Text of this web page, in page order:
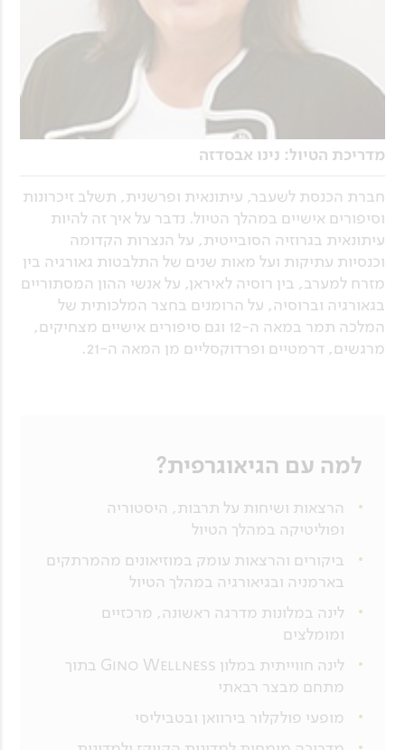
מדריכת הטיול: נינו אבסדזה
חברת הכנסת לשעבר, עיתונאית ופרשנית, תשלב זיכרונות
וסיפורים אישיים במהלך הטיול. נדבר על איך זה להיות
עיתונאית בגרוזיה הסובייטית, על הנצרות הקדומה
וכנסיות עתיקות ועל מאות שנים של התלבטות גאורגיה בין
מזרח למערב, בין רוסיה לאיראן, על אנשי ההון המסתוריים
בגאורגיה וברוסיה, על הרומנים בחצר המלכותית של
המלכה תמר במאה ה-12 וגם סיפורים אישיים מצחיקים,
מרגשים, דרמטיים ופרדוקסליים מן המאה ה-21.
למה עם הגיאוגרפית?
הרצאות ושיחות על תרבות, היסטוריה
ופוליטיקה במהלך הטיול
ביקורים והרצאות עומק במוזיאונים מהמרתקים
בארמניה ובגיאורגיה במהלך הטיול
לינה במלונות מדרגה ראשונה, מרכזיים
ומומלצים
לינה חווייתית במלון Gino Wellness בתוך
מתחם מבצר רבאתי
מופעי פולקלור בירוואן ובטביליסי